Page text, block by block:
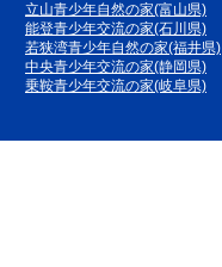
立山青少年自然の家(富山県)
能登青少年交流の家(石川県)
若狭湾青少年自然の家(福井県)
中央青少年交流の家(静岡県)
乗鞍青少年交流の家(岐阜県)